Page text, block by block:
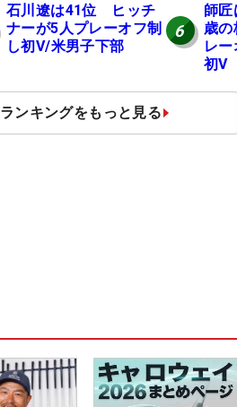
石川遼は41位 ヒッチ
ナーが5人プレーオフ制
し初V/米男子下部
6
師
歳
レ
初V
ランキングをもっと見る